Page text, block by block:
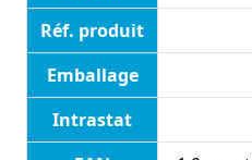
Réf. produit
Emballage
Intrastat